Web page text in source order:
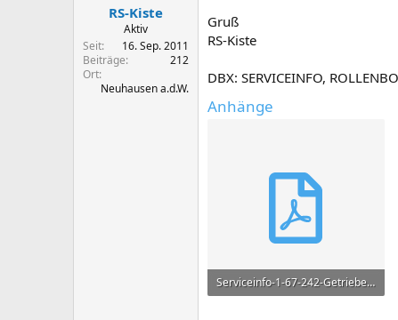
RS-Kiste
Aktiv
Seit
16. Sep. 2011
Beiträge
212
Ort
Neuhausen a.d.W.
Gruß
RS-Kiste
DBX: SERVICEINFO,
Anhänge
Serviceinfo-1-67-242-Getriebeabtriebswelle-Mitnehmerflansch-1967-01.pdf